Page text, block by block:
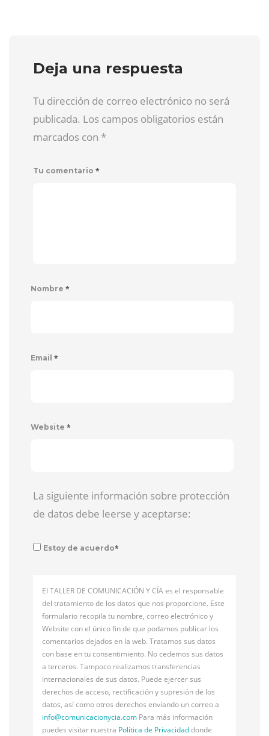
Deja una respuesta
Tu dirección de correo electrónico no será
publicada. Los campos obligatorios están
marcados con *
Tu comentario *
Nombre *
Email *
Website *
La siguiente información sobre protección
de datos debe leerse y aceptarse:
Estoy de acuerdo*
El TALLER DE COMUNICACIÓN Y CÍA es el responsable
del tratamiento de los datos que nos proporcione. Este
formulario recopila tu nombre, correo electrónico y
Website con el único fin de que podamos publicar los
comentarios dejados en la web. Tratamos sus datos
con base en tu consentimiento. No cedemos sus datos
a terceros. Tampoco realizamos transferencias
internacionales de sus datos. Puede ejercer sus
derechos de acceso, rectificación y supresión de los
datos, así como otros derechos enviando un correo a
info@comunicacionycia.com Para más información
puedes visitar nuestra Política de Privacidaddonde